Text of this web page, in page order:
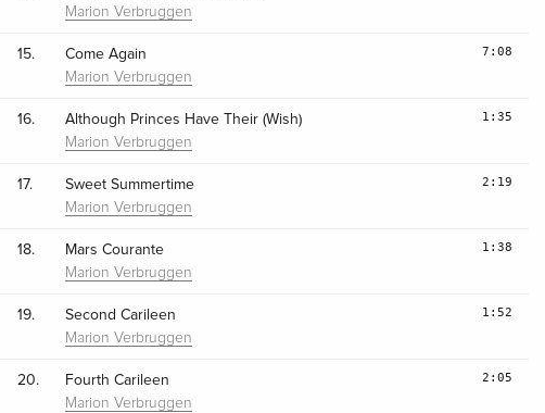
Marion Verbruggen
15. Come Again
Marion Verbruggen
7:08
16. Although Princes Have Their (Wish)
Marion Verbruggen
1:35
17. Sweet Summertime
Marion Verbruggen
2:19
18. Mars Courante
Marion Verbruggen
1:38
19. Second Carileen
Marion Verbruggen
1:52
20. Fourth Carileen
Marion Verbruggen
2:05